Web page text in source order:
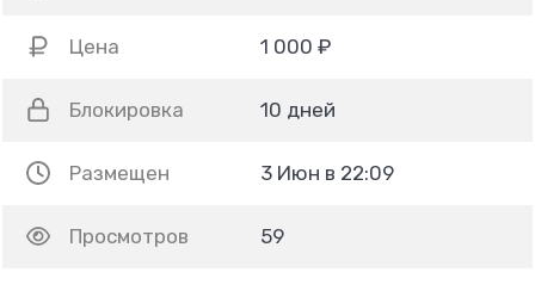
Цена 1 000 ₽
Блокировка 10 дней
Размещен 3 Июн в 22:09
Просмотров 59